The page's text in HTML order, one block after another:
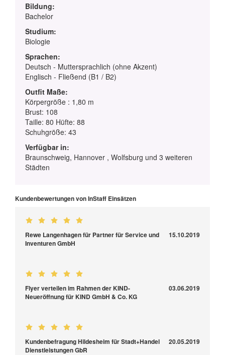
Bildung:
Bachelor
Studium:
Biologie
Sprachen:
Deutsch - Muttersprachlich (ohne Akzent)
Englisch - Fließend (B1 / B2)
Outfit Maße:
Körpergröße : 1,80 m
Brust: 108
Taille: 80 Hüfte: 88
Schuhgröße: 43
Verfügbar in:
Braunschweig, Hannover , Wolfsburg und 3 weiteren
Städten
Kundenbewertungen von InStaff Einsätzen
Rewe Langenhagen für Partner für Service und
Inventuren GmbH
15.10.2019
Flyer verteilen im Rahmen der KIND-
Neueröffnung für KIND GmbH & Co. KG
03.06.2019
Kundenbefragung Hildesheim für Stadt+Handel
Dienstleistungen GbR
20.05.2019